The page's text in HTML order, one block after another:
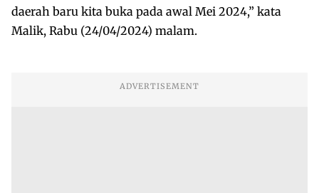
daerah baru kita buka pada awal Mei 2024,” kata
Malik, Rabu (24/04/2024) malam.